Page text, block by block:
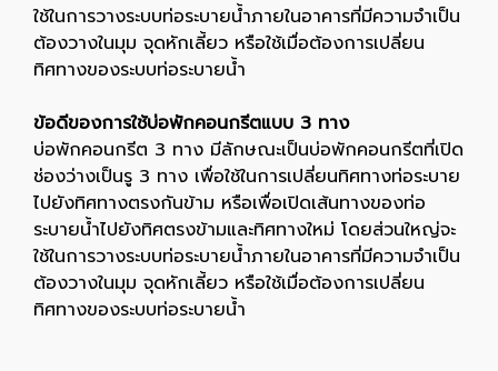
ใช้ในการวางระบบท่อระบายน้ำภายในอาคารที่มีความจำเป็น
ต้องวางในมุม จุดหักเลี้ยว หรือใช้เมื่อต้องการเปลี่ยน
ทิศทางของระบบท่อระบายน้ำ
ข้อดีของการใช้บ่อพักคอนกรีตแบบ 3 ทาง
บ่อพักคอนกรีต 3 ทาง มีลักษณะเป็นบ่อพักคอนกรีตที่เปิด
ช่องว่างเป็นรู 3 ทาง เพื่อใช้ในการเปลี่ยนทิศทางท่อระบาย
ไปยังทิศทางตรงกันข้าม หรือเพื่อเปิดเส้นทางของท่อ
ระบายน้ำไปยังทิศตรงข้ามและทิศทางใหม่ โดยส่วนใหญ่จะ
ใช้ในการวางระบบท่อระบายน้ำภายในอาคารที่มีความจำเป็น
ต้องวางในมุม จุดหักเลี้ยว หรือใช้เมื่อต้องการเปลี่ยน
ทิศทางของระบบท่อระบายน้ำ